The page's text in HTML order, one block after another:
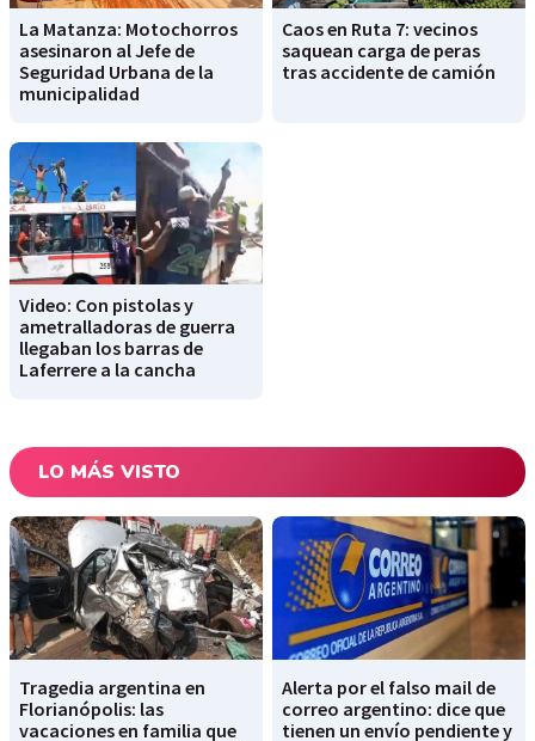
La Matanza: Motochorros
asesinaron al Jefe de
Seguridad Urbana de la
municipalidad
Caos en Ruta 7: vecinos
saquean carga de peras
tras accidente de camión
Video: Con pistolas y
ametralladoras de guerra
llegaban los barras de
Laferrere a la cancha
LO MÁS VISTO
Tragedia argentina en
Florianópolis: las
vacaciones en familia que
Alerta por el falso mail de
correo argentino: dice que
tienen un envío pendiente y